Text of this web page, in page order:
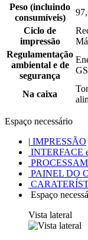
Peso (incluindo
consumíveis)
Ciclo de
impressão
Regulamentação
ambiental e de
segurança
GS
Na caixa
Espaço necessário
| IMPRESSÃO
INTERFACE
PAINEL DO
Espaço
Vista lateral